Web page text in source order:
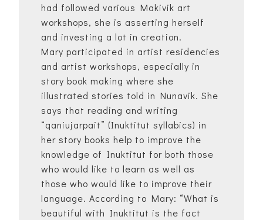
had followed various Makivik art
workshops, she is asserting herself
and investing a lot in creation.
Mary participated in artist residencies
and artist workshops, especially in
story book making where she
illustrated stories told in Nunavik. She
says that reading and writing
“qaniujarpait” (Inuktitut syllabics) in
her story books help to improve the
knowledge of Inuktitut for both those
who would like to learn as well as
those who would like to improve their
language. According to Mary: “What is
beautiful with Inuktitut is the fact